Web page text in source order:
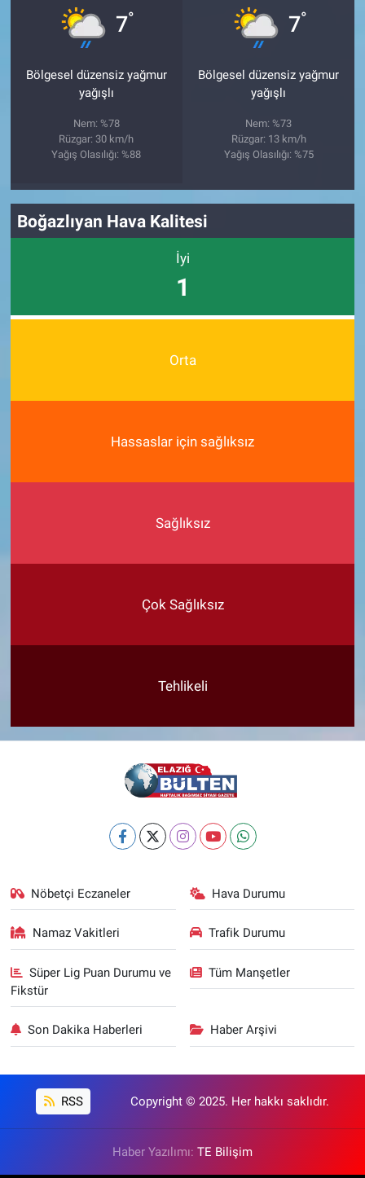
7°
Bölgesel düzensiz yağmur
yağışlı
Nem: %78
Rüzgar: 30 km/h
Yağış Olasılığı: %88
7°
Bölgesel düzensiz yağmur
yağışlı
Nem: %73
Rüzgar: 13 km/h
Yağış Olasılığı: %75
Boğazlıyan Hava Kalitesi
İyi
1
Orta
Hassaslar için sağlıksız
Sağlıksız
Çok Sağlıksız
Tehlikeli
Nöbetçi Eczaneler Hava Durumu
Namaz Vakitleri Trafik Durumu
Süper Lig Puan Durumu ve
Fikstür
Tüm Manşetler
Son Dakika Haberleri Haber Arşivi
RSS Copyright © 2025. Her hakkı saklıdır.
Haber Yazılımı: TE Bilişim